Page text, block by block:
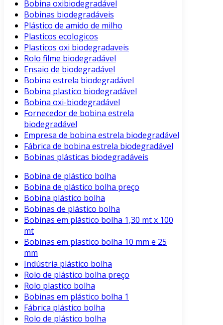
Bobina oxibiodegradável
Bobinas biodegradáveis
Plástico de amido de milho
Plasticos ecologicos
Plasticos oxi biodegradaveis
Rolo filme biodegradável
Ensaio de biodegradável
Bobina estrela biodegradável
Bobina plastico biodegradável
Bobina oxi-biodegradável
Fornecedor de bobina estrela
biodegradável
Empresa de bobina estrela biodegradável
Fábrica de bobina estrela biodegradável
Bobinas plásticas biodegradáveis
Bobina de plástico bolha
Bobina de plástico bolha preço
Bobina plástico bolha
Bobinas de plástico bolha
Bobinas em plástico bolha 1,30 mt x 100
mt
Bobinas em plastico bolha 10 mm e 25
mm
Indústria plástico bolha
Rolo de plástico bolha preço
Rolo plastico bolha
Bobinas em plástico bolha 1
Fábrica plástico bolha
Rolo de plástico bolha